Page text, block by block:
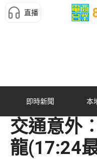
直播
即時新聞 本
交通意外
龍(17:24